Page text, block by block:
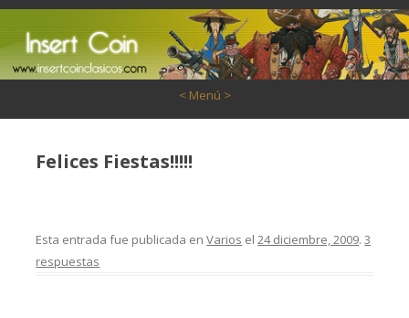
< Menú >
Felices Fiestas!!!!!
Esta entrada fue publicada enVarios el24 diciembre, 2009.3
respuestas